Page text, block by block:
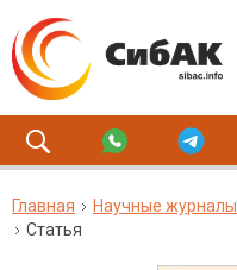
Главная Научные журналы
Статья